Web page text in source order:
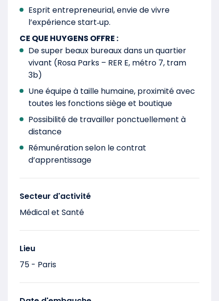
Esprit entrepreneurial, envie de vivre
l’expérience start‐up.
CE QUE HUYGENS OFFRE :
De super beaux bureaux dans un quartier
vivant (Rosa Parks – RER E, métro 7, tram
3b)
Une équipe à taille humaine, proximité avec
toutes les fonctions siège et boutique
Possibilité de travailler ponctuellement à
distance
Rémunération selon le contrat
d’apprentissage
Secteur d'activité
Médical et Santé
Lieu
75 - Paris